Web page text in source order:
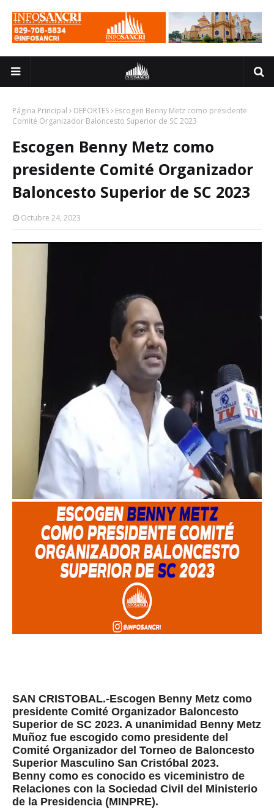
Página Principal DEPORTES
Escogen Benny Metz como presidente
Comité Organizador Baloncesto Superior de SC 2023
Escogen Benny Metz como
presidente Comité Organizador
Baloncesto Superior de SC 2023
Octubre 24, 2023
SAN CRISTOBAL.-Escogen Benny Metz como
presidente Comité Organizador Baloncesto
Superior de SC 2023. A unanimidad Benny Metz
Muñoz fue escogido como presidente del
Comité Organizador del Torneo de Baloncesto
Superior Masculino San Cristóbal 2023.
Benny como es conocido es viceministro de
Relaciones con la Sociedad Civil del Ministerio
de la Presidencia (MINPRE).